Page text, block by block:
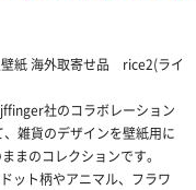
紙 海外取寄せ品 rice2(ライ
社のコラボレーション
雑貨のデザインを壁紙用に
まのコレクションです。
ット柄やアニマル、フラワ